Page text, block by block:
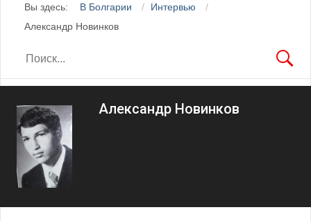
Вы здесь: В Болгарии
Интервью
Александр Новинков
Александр Новинков